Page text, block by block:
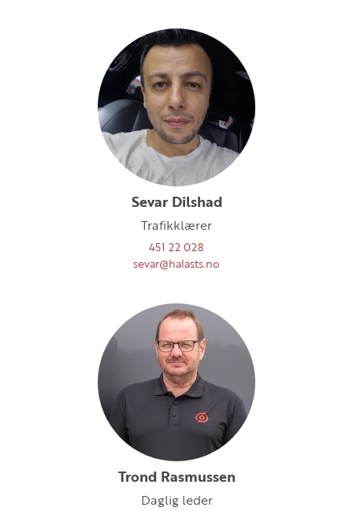
Sevar Dilshad
Trafikklærer
451 22 028
sevar@halasts.no
Trond Rasmussen
Daglig leder